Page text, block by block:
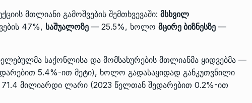
მთლიანი გამოშვების შემთხვევაში: მსხვილ
47%, საშუალოზე — 25.5%, ხოლო მცირე ბიზნესზე —
საქონლისა და მომსახურების მთლიანმა ყიდვებმა —
5.4%-ით მეტი), ხოლო გადასაყიდად განკუთვნილი
71.4 მილიარდი ლარი (2023 წელთან შედარებით 0.2%-ით
05/2022